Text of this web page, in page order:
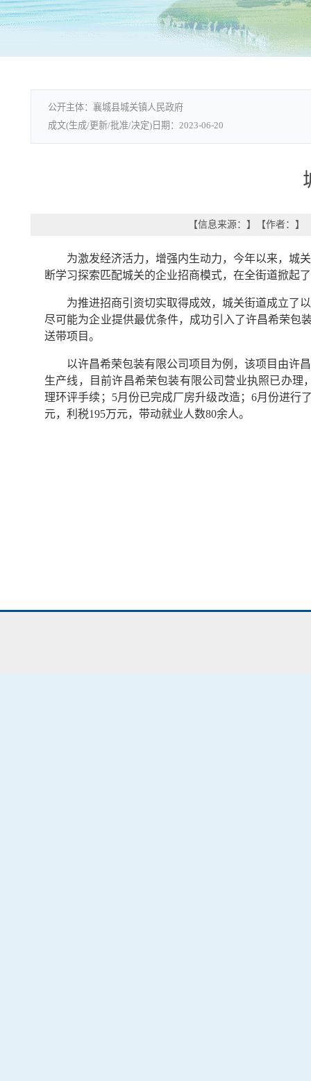
襄城县城关镇人民政府
2023-06-20
【信息来源： 】 【作者： 】
为激发经济活力，增强内生动力，今年以来，城
断学习探索匹配城关的企业招商模式，在全街道掀起
为推进招商引资切实取得成效，城关街道成立了
尽可能为企业提供最优条件，成功引入了许昌希荣包
送带项目。
以许昌希荣包装有限公司项目为例，该项目由许
生产线，目前许昌希荣包装有限公司营业执照已办
理环评手续；5月份已完成厂房升级改造；6月份进行
元，利税195万元，带动就业人数80余人。